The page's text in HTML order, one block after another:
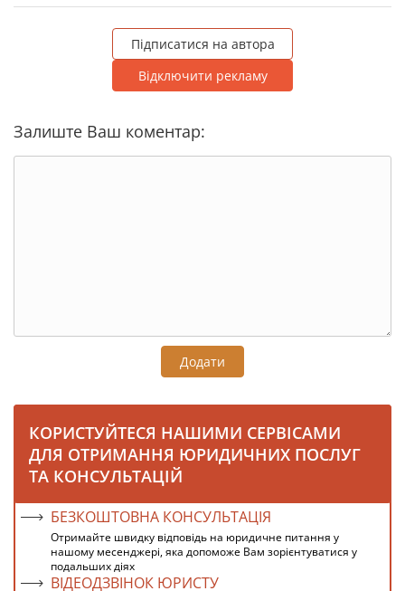
Підписатися на автора
Відключити рекламу
Залиште Ваш коментар:
Додати
КОРИСТУЙТЕСЯ НАШИМИ СЕРВІСАМИ
ДЛЯ ОТРИМАННЯ ЮРИДИЧНИХ ПОСЛУГ
ТА КОНСУЛЬТАЦІЙ
БЕЗКОШТОВНА КОНСУЛЬТАЦІЯ
Отримайте швидку відповідь на юридичне питання у
нашому месенджері, яка допоможе Вам зорієнтуватися у
подальших діях
ВІДЕОДЗВІНОК ЮРИСТУ